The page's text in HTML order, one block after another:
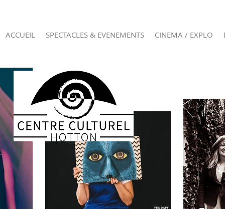
ACCUEIL SPECTACLES & EVENEMENTS CINEMA / EXPLO